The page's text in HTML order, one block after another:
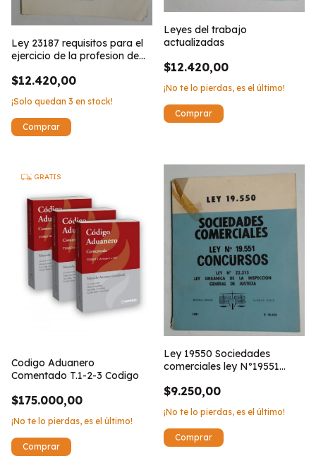
Ley 23187 requisitos para el
ejercicio de la profesion de
Federal 1996
$12.420,00
¡Solo quedan 3 en stock!
Leyes del trabajo
actualizadas
$12.420,00
¡No te lo pierdas, es el último!
GRATIS
Codigo Aduanero
Comentado T.1-2-3 Codigo
$175.000,00
¡No te lo pierdas, es el último!
Ley 19550 Sociedades
comerciales ley Nº19551
$9.250,00
¡No te lo pierdas, es el último!